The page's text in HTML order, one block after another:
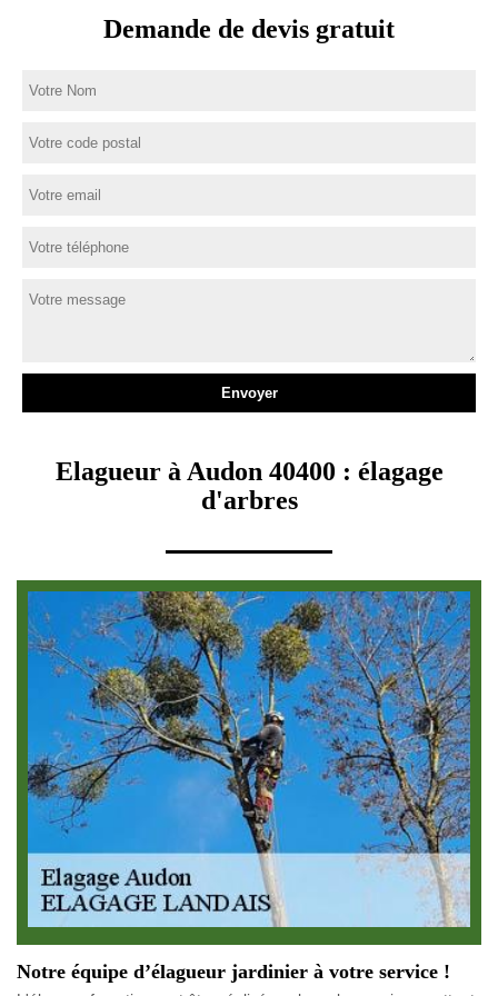
Demande de devis gratuit
Elagueur à Audon 40400 : élagage
d'arbres
Notre équipe d’élagueur jardinier à votre service !